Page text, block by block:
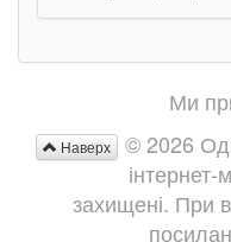
Ми
Наверх
© 2026
інтернет-
захищені. При